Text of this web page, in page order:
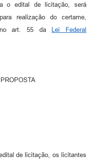
o edital de licitação, será
realização do certame,
no art. 55 da Lei Federal
de licitação, os licitantes